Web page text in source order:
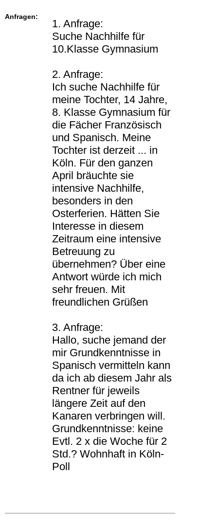
Anfragen:
1. Anfrage:
Suche Nachhilfe für
10.Klasse Gymnasium
2. Anfrage:
Ich suche Nachhilfe für
meine Tochter, 14 Jahre,
8. Klasse Gymnasium für
die Fächer Französisch
und Spanisch. Meine
Tochter ist derzeit ... in
Köln. Für den ganzen
April bräuchte sie
intensive Nachhilfe,
besonders in den
Osterferien. Hätten Sie
Interesse in diesem
Zeitraum eine intensive
Betreuung zu
übernehmen? Über eine
Antwort würde ich mich
sehr freuen. Mit
freundlichen Grüßen
3. Anfrage:
Hallo, suche jemand der
mir Grundkenntnisse in
Spanisch vermitteln kann
da ich ab diesem Jahr als
Rentner für jeweils
längere Zeit auf den
Kanaren verbringen will.
Grundkenntnisse: keine
Evtl. 2 x die Woche für 2
Std.? Wohnhaft in Köln-
Poll